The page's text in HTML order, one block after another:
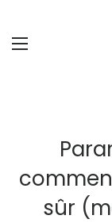
sûr